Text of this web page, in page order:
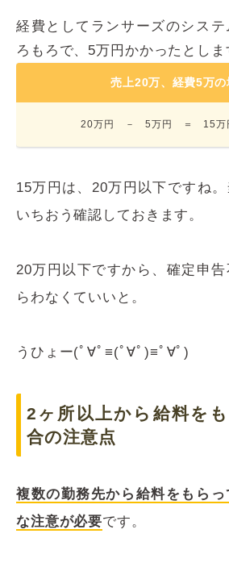
経費としてランサーズのシス
ろもろで、5万円かかったとしま
売上20万、経費5万の
20万円 － 5万円 ＝ 15万円
15万円は、20万円以下ですね。
いちおう確認しておきます。
20万円以下ですから、確定申
らわなくていいと。
うひょー(ﾟ∀ﾟ≡(ﾟ∀ﾟ)≡ﾟ∀ﾟ)
2ヶ所以上から給料を
合の注意点
複数の勤務先から給料をもらっ
な注意が必要です。